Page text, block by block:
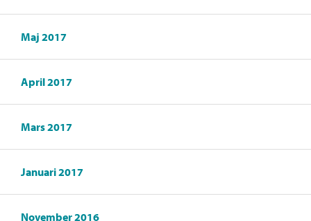
Maj 2017
April 2017
Mars 2017
Januari 2017
November 2016